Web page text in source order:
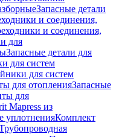
Запасные детали
и соединения,
и соединения,
для
Запасные детали для
для систем
для систем
для отопленияЗапасные
для
Mapress из
уплотненияКомплект